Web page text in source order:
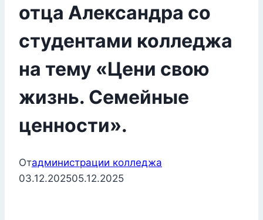
отца Александра со
студентами колледжа
на тему «Цени свою
жизнь. Семейные
ценности».
Отадминистрации колледжа
03.12.202505.12.2025